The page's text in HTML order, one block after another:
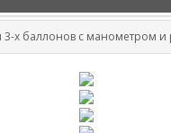
3-х баллонов с манометром и